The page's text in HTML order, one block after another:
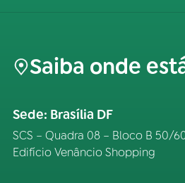
Saiba onde
Sede: Brasília DF
SCS – Quadra 08 – Bloco B 50/
Edifício Venâncio Shopping